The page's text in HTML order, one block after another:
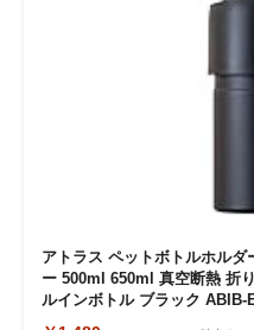
アトラス ペットボトルホル
ー 500ml 650ml 真空断熱 折
ルインボトル ブラック ABIB-